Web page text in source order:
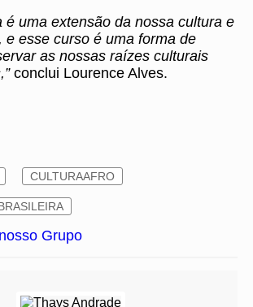
é uma extensão da nossa cultura e
e esse curso é uma forma de
as nossas raízes culturais
conclui Lourence Alves.
CULTURAAFRO